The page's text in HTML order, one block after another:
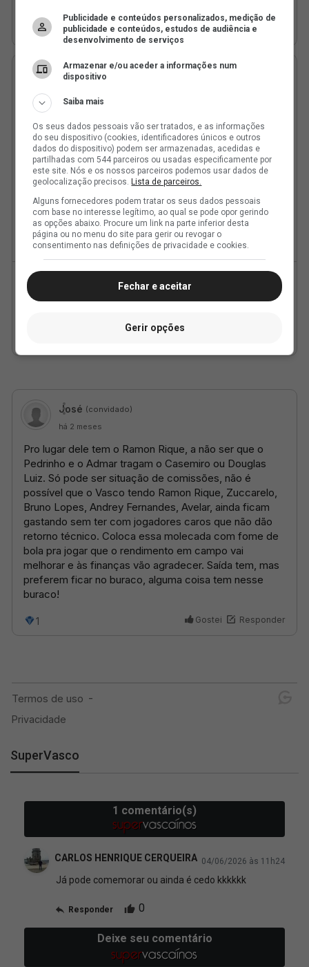
SuperVasco
Publicidade e conteúdos personalizados, medição de
publicidade e conteúdos, estudos de audiência e
desenvolvimento de serviços
Armazenar e/ou aceder a informações num
dispositivo
Saiba mais
Os seus dados pessoais vão ser tratados, e as informações
do seu dispositivo (cookies, identificadores únicos e outros
dados do dispositivo) podem ser armazenadas, acedidas e
partilhadas com 544 parceiros ou usadas especificamente por
este site. Nós e os nossos parceiros podemos usar dados de
geolocalização precisos.Lista de parceiros.
Alguns fornecedores podem tratar os seus dados pessoais
com base no interesse legítimo, ao qual se pode opor gerindo
as opções abaixo. Procure um link na parte inferior desta
página ou no menu do site para gerir ou revogar o
consentimento nas definições de privacidade e cookies.
Fechar e aceitar
Gerir opções